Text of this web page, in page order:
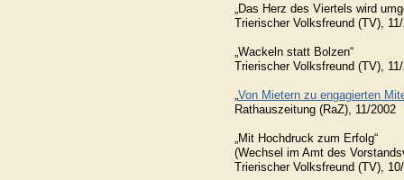
„Das Herz des Viertels wird
Trierischer Volksfreund (TV),
„Wackeln statt Bolzen“
Trierischer Volksfreund (TV),
Von Mietern zu engagierten
Rathauszeitung (RaZ), 11/2002
„Mit Hochdruck zum Erfolg“
(Wechsel im Amt des
Trierischer Volksfreund (TV),